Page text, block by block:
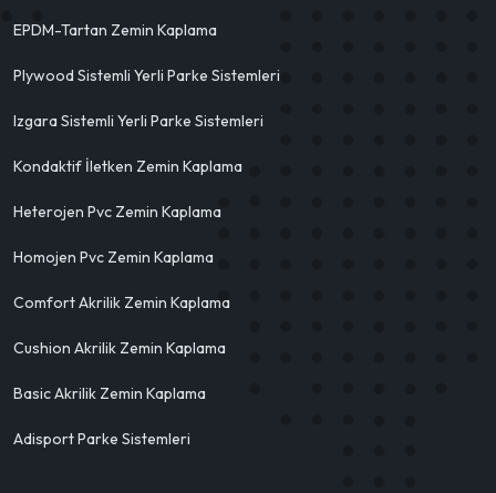
EPDM-Tartan Zemin Kaplama
Plywood Sistemli Yerli Parke Sistemleri
Izgara Sistemli Yerli Parke Sistemleri
Kondaktif İletken Zemin Kaplama
Heterojen Pvc Zemin Kaplama
Homojen Pvc Zemin Kaplama
Comfort Akrilik Zemin Kaplama
Cushion Akrilik Zemin Kaplama
Basic Akrilik Zemin Kaplama
Adisport Parke Sistemleri